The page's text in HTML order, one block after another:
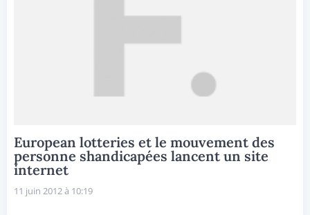
European lotteries et le mouvement des
personne shandicapées lancent un site
internet
11 juin 2012 à 10:19